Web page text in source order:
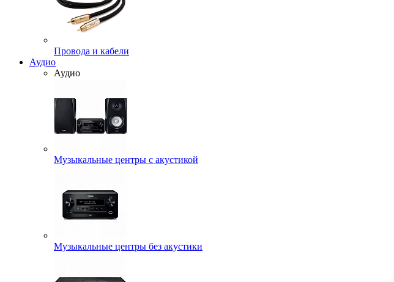
Провода и кабели
Аудио
Аудио
Музыкальные центры с акустикой
Музыкальные центры без акустики